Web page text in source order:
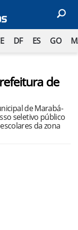
DF ES GO
de
de Marabá-
seletivo público
da zona